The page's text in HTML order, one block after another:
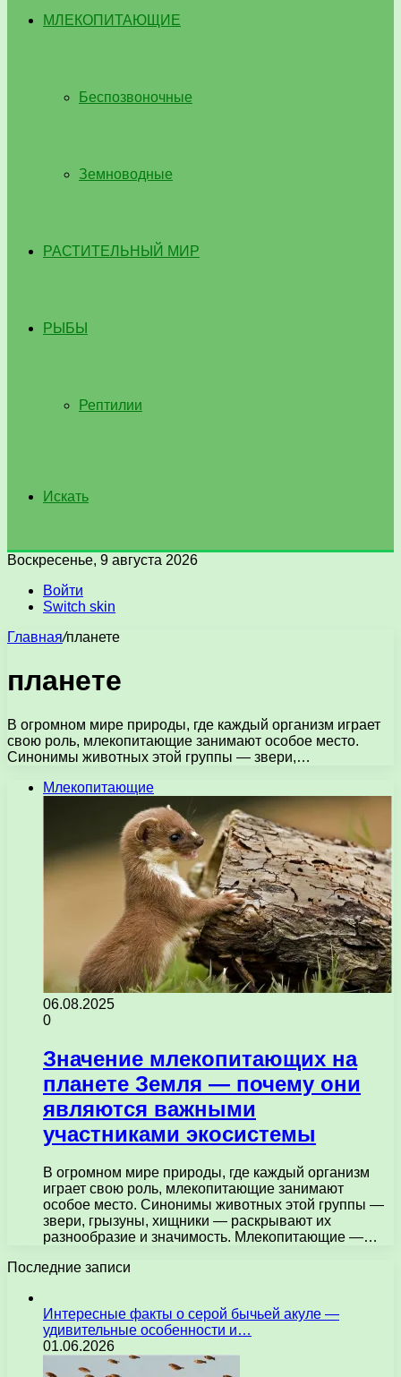
МЛЕКОПИТАЮЩИЕ
Беспозвоночные
Земноводные
РАСТИТЕЛЬНЫЙ МИР
РЫБЫ
Рептилии
Искать
Воскресенье, 9 августа 2026
Войти
Switch skin
Главная/планете
планете
В огромном мире природы, где каждый организм играет
свою роль, млекопитающие занимают особое место.
Синонимы животных этой группы — звери,…
Млекопитающие
06.08.2025
0
Значение млекопитающих на
планете Земля — почему они
являются важными
участниками экосистемы
В огромном мире природы, где каждый организм
играет свою роль, млекопитающие занимают
особое место. Синонимы животных этой группы —
звери, грызуны, хищники — раскрывают их
разнообразие и значимость. Млекопитающие —…
Последние записи
Интересные факты о серой бычьей акуле —
удивительные особенности и…
01.06.2026